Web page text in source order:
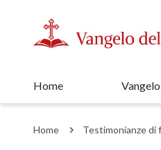
Home
Home Testimonianze di